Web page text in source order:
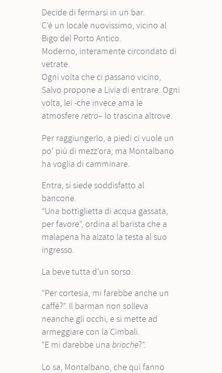
Decide di fermarsi in un bar.
C’è un locale nuovissimo, vicino al
Bigo del Porto Antico.
Moderno, interamente circondato di
vetrate.
Ogni volta che ci passano vicino,
Salvo propone a Livia di entrare. Ogni
volta, lei -che invece ama le
atmosfere retro– lo trascina altrove.
Per raggiungerlo, a piedi ci vuole un
po’ più di mezz’ora, ma Montalbano
ha voglia di camminare.
Entra, si siede soddisfatto al
bancone.
“Una bottiglietta di acqua gassata,
per favore”, ordina al barista che a
malapena ha alzato la testa al suo
ingresso.
La beve tutta d’un sorso.
“Per cortesia, mi farebbe anche un
caffè?”. Il barman non solleva
neanche gli occhi, e si mette ad
armeggiare con la Cimbali.
“E mi darebbe una brioche?”.
Lo sa, Montalbano, che qui fanno